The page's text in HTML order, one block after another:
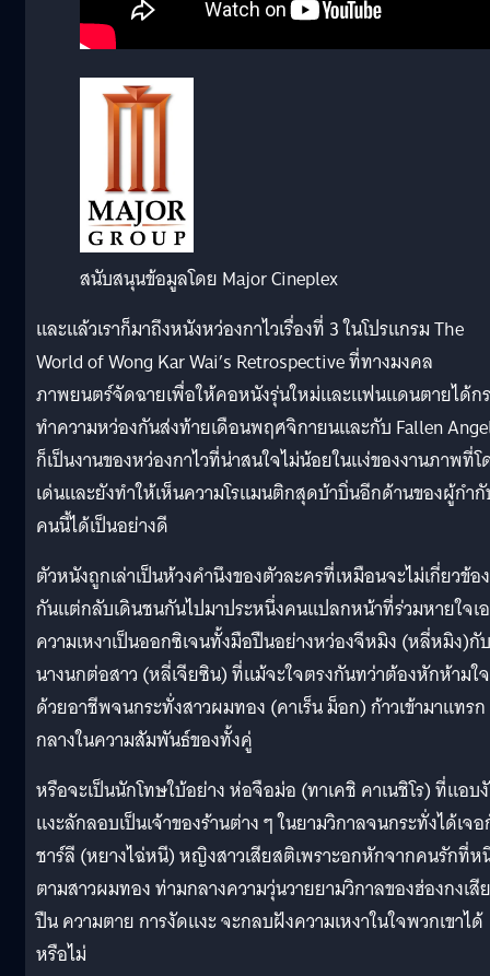
สนับสนุนข้อมูลโดย Major Cineplex
และแล้วเราก็มาถึงหนังหว่องกาไวเรื่องที่ 3 ในโปรแกรม The
World of Wong Kar Wai’s Retrospective ที่ทางมงคล
ภาพยนตร์จัดฉายเพื่อให้คอหนังรุ่นใหม่และแฟนแดนตายได้ก
ทำความหว่องกันส่งท้ายเดือนพฤศจิกายนและกับ Fallen
ก็เป็นงานของหว่องกาไวที่น่าสนใจไม่น้อยในแง่ของงานภาพที่
เด่นและยังทำให้เห็นความโรแมนติกสุดบ้าบิ่นอีกด้านของผู้กำ
คนนี้ได้เป็นอย่างดี
ตัวหนังถูกเล่าเป็นห้วงคำนึงของตัวละครที่เหมือนจะไม่เกี่ยวข้อง
กันแต่กลับเดินชนกันไปมาประหนึ่งคนแปลกหน้าที่ร่วมหายใจเ
ความเหงาเป็นออกซิเจนทั้งมือปืนอย่างหว่องจีหมิง (หลี่หมิง)กับ
นางนกต่อสาว (หลี่เจียซิน) ที่แม้จะใจตรงกันทว่าต้องหักห้ามใจ
ด้วยอาชีพจนกระทั่งสาวผมทอง (คาเร็น ม็อก) ก้าวเข้ามาแทรก
กลางในความสัมพันธ์ของทั้งคู่
หรือจะเป็นนักโทษใบ้อย่าง ห่อจือม่อ (ทาเคชิ คาเนชิโร) ที่แอบ
แงะลักลอบเป็นเจ้าของร้านต่าง ๆ ในยามวิกาลจนกระทั่งได้เจ
ชาร์ลี (หยางไฉ่หนี) หญิงสาวเสียสติเพราะอกหักจากคนรักที่ห
ตามสาวผมทอง ท่ามกลางความวุ่นวายยามวิกาลของฮ่องกงเสี
ปืน ความตาย การงัดแงะ จะกลบฝังความเหงาในใจพวกเขาได้
หรือไม่